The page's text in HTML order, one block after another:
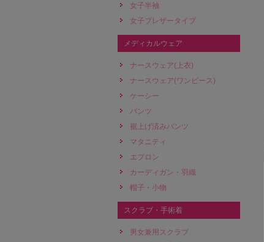
女子半袖
女子ブレザータイプ
メディカルウェア
ナースウェア(上衣)
ナースウェア(ワンピース)
ケーシー
パンツ
裾上げ済みパンツ
マタニティ
エプロン
カーディガン・羽織
帽子・小物
スクラブ・手術着
男女兼用スクラブ